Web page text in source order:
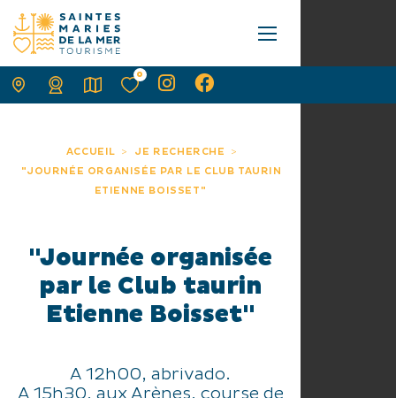
ACCUEIL
JE RECHERCHE
"JOURNÉE ORGANISÉE PAR LE CLUB TAURIN
ETIENNE BOISSET"
"Journée organisée
par le Club taurin
Etienne Boisset"
A 12h00, abrivado.
A 15h30, aux Arènes, course de
0